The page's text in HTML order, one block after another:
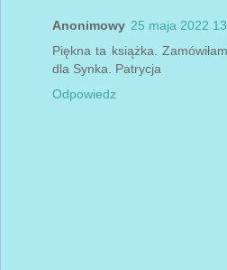
Anonimowy 25 maja 2022
Piękna ta książka.
dla Synka. Patrycja
Odpowiedz